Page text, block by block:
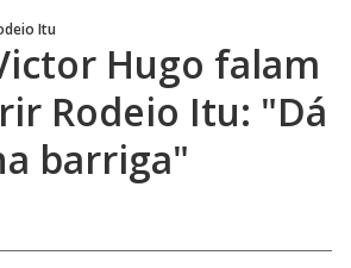
Itu
Hugo falam
Rodeio Itu: "Dá
barriga"